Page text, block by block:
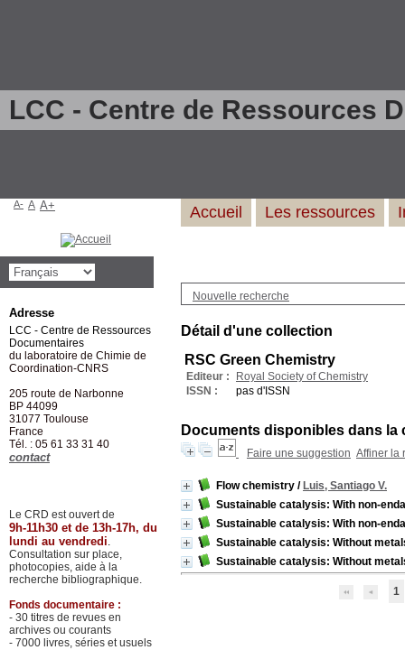
LCC - Centre de Ressources
Nouvelle recherche
Détail d'une collection
RSC Green Chemistry
Editeur :
Royal Society of Chemistry
ISSN :
pas d'ISSN
Documents disponibles dans la
Faire une suggestion Affiner la
Flow chemistry / Luis, Santiago V.
Sustainable catalysis: With non-
Sustainable catalysis: With non-
Sustainable catalysis: Without
Sustainable catalysis: Without
1
Accueil Les ressources
A- A A+
Adresse
LCC - Centre de Ressources
Documentaires
du laboratoire de Chimie de
Coordination-CNRS
205 route de Narbonne
BP 44099
31077 Toulouse
France
Tél. : 05 61 33 31 40
contact
Le CRD est ouvert de
9h-11h30 et de 13h-17h, du
lundi au vendredi.
Consultation sur place,
photocopies, aide à la
recherche bibliographique.
Fonds documentaire :
- 30 titres de revues en
archives ou courants
- 7000 livres, séries et usuels